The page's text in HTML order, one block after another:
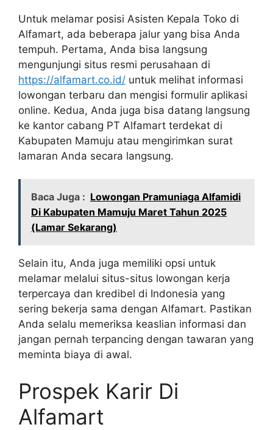
Untuk melamar posisi Asisten Kepala Toko di
Alfamart, ada beberapa jalur yang bisa Anda
tempuh. Pertama, Anda bisa langsung
mengunjungi situs resmi perusahaan di
https://alfamart.co.id/ untuk melihat informasi
lowongan terbaru dan mengisi formulir aplikasi
online. Kedua, Anda juga bisa datang langsung
ke kantor cabang PT Alfamart terdekat di
Kabupaten Mamuju atau mengirimkan surat
lamaran Anda secara langsung.
Baca Juga : Lowongan Pramuniaga Alfamidi
Di Kabupaten Mamuju Maret Tahun 2025
(Lamar Sekarang)
Selain itu, Anda juga memiliki opsi untuk
melamar melalui situs-situs lowongan kerja
terpercaya dan kredibel di Indonesia yang
sering bekerja sama dengan Alfamart. Pastikan
Anda selalu memeriksa keaslian informasi dan
jangan pernah terpancing dengan tawaran yang
meminta biaya di awal.
Prospek Karir Di
Alfamart